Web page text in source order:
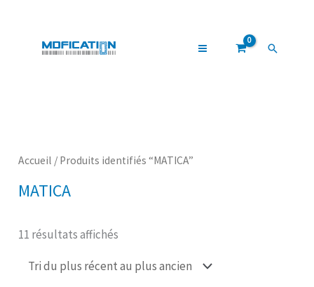
Accueil / Produits identifiés “MATICA”
MATICA
11 résultats affichés
plus